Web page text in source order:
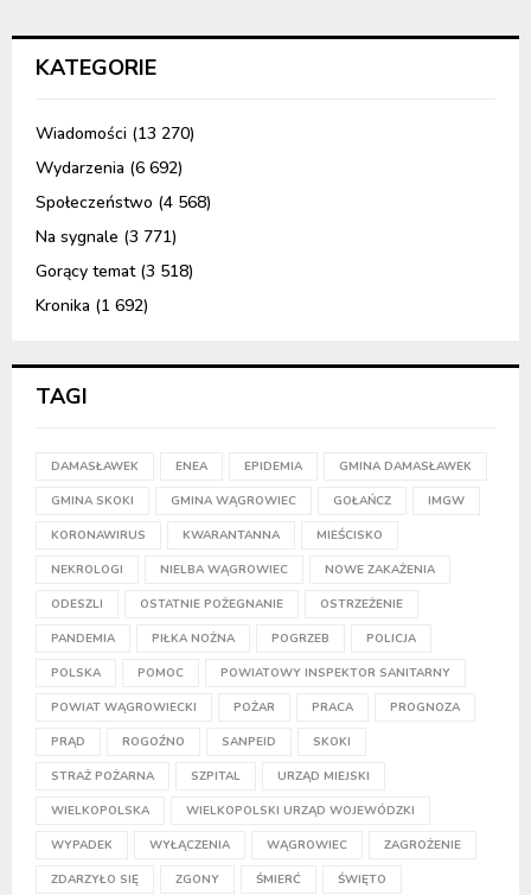
KATEGORIE
Wiadomości (13 270)
Wydarzenia (6 692)
Społeczeństwo (4 568)
Na sygnale (3 771)
Gorący temat(3 518)
Kronika (1 692)
TAGI
DAMASŁAWEK ENEA EPIDEMIA GMINA DAMASŁAWEK
GMINA SKOKI GMINA WĄGROWIEC GOŁAŃCZ IMGW
KORONAWIRUS KWARANTANNA MIEŚCISKO
NEKROLOGI NIELBA WĄGROWIEC NOWE ZAKAŻENIA
ODESZLI OSTATNIE POŻEGNANIE OSTRZEŻENIE
PANDEMIA PIŁKA NOŻNA POGRZEB POLICJA
POLSKA POMOC POWIATOWY INSPEKTOR SANITARNY
POWIAT WĄGROWIECKI POŻAR PRACA PROGNOZA
PRĄD ROGOŹNO SANPEID SKOKI
STRAŻ POŻARNA SZPITAL URZĄD MIEJSKI
WIELKOPOLSKA WIELKOPOLSKI URZĄD WOJEWÓDZKI
WYPADEK WYŁĄCZENIA WĄGROWIEC ZAGROŻENIE
ZDARZYŁO SIĘ ZGONY ŚMIERĆ ŚWIĘTO